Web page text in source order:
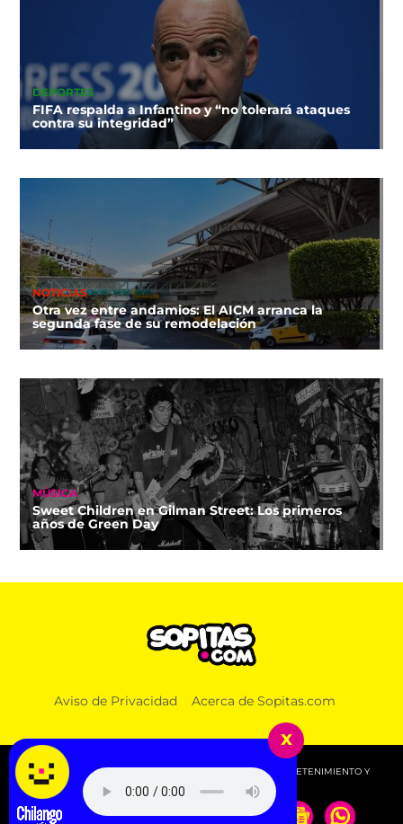
DEPORTES
FIFA respalda a Infantino y “no tolerará ataques
contra su integridad”
NOTICIAS
Otra vez entre andamios: El AICM arranca la
segunda fase de su remodelación
MÚSICA
Sweet Children en Gilman Street: Los primeros
años de Green Day
Aviso de Privacidad Acerca de Sopitas.com
© 2026 SOPITAS.COM - MÚSICA, NOTICIAS, DEPORTES, ENTRETENIMIENTO Y
MÁS!.
x